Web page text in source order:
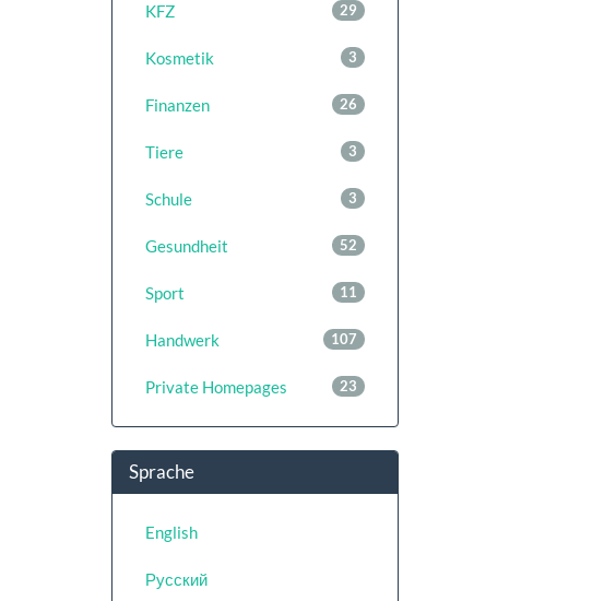
29
KFZ
3
Kosmetik
26
Finanzen
3
Tiere
3
Schule
52
Gesundheit
11
Sport
107
Handwerk
23
Private Homepages
Sprache
English
Русский